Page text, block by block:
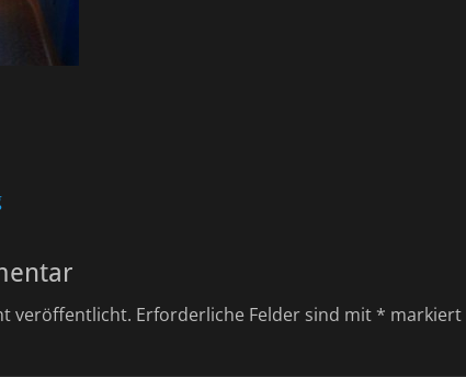
veröffentlicht. Erforderliche Felder sind mit * markiert